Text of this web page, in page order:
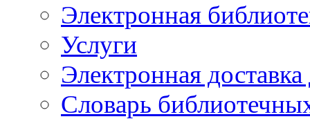
Электронная
Услуги
Электронная
Словарь